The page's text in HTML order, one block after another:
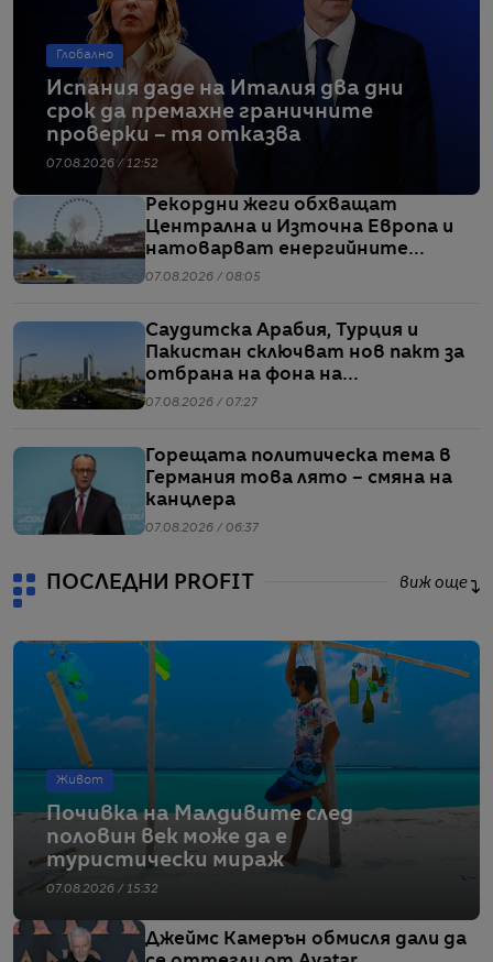
Глобално
Испания даде на Италия два дни
срок да премахне граничните
проверки – тя отказва
07.08.2026 / 12:52
Рекордни жеги обхващат
Централна и Източна Европа и
натоварват енергийните
системи
07.08.2026 / 08:05
Саудитска Арабия, Турция и
Пакистан сключват нов пакт за
отбрана на фона на
напрежението между САЩ и Иран
07.08.2026 / 07:27
Горещата политическа тема в
Германия това лято – смяна на
канцлера
07.08.2026 / 06:37
ПОСЛЕДНИ PROFIT виж още
Живот
Почивка на Малдивите след
половин век може да е
туристически мираж
07.08.2026 / 15:32
Джеймс Камерън обмисля дали да